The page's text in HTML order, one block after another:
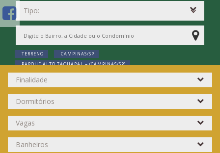
TERRENO
CAMPINAS/SP
PARQUE ALTO TAQUARAL ~ (CAMPINAS/SP)